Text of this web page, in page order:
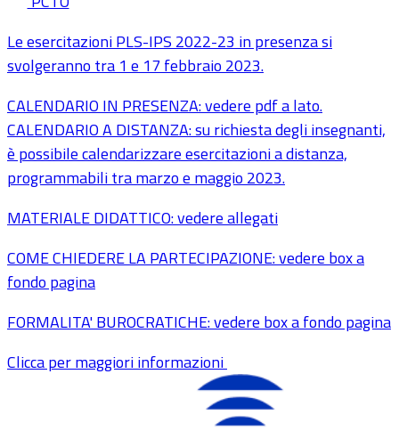
Le esercitazioni PLS-IPS 2022-23 in presenza si
svolgeranno tra 1 e 17 febbraio 2023.
CALENDARIO IN PRESENZA: vedere pdf a lato.
CALENDARIO A DISTANZA: su richiesta degli insegnanti,
è possibile calendarizzare esercitazioni a distanza,
programmabili tra marzo e maggio 2023.
MATERIALE DIDATTICO: vedere allegati
COME CHIEDERE LA PARTECIPAZIONE: vedere box a
fondo pagina
FORMALITA' BUROCRATICHE: vedere box a fondo pagina
Clicca per maggiori informazioni